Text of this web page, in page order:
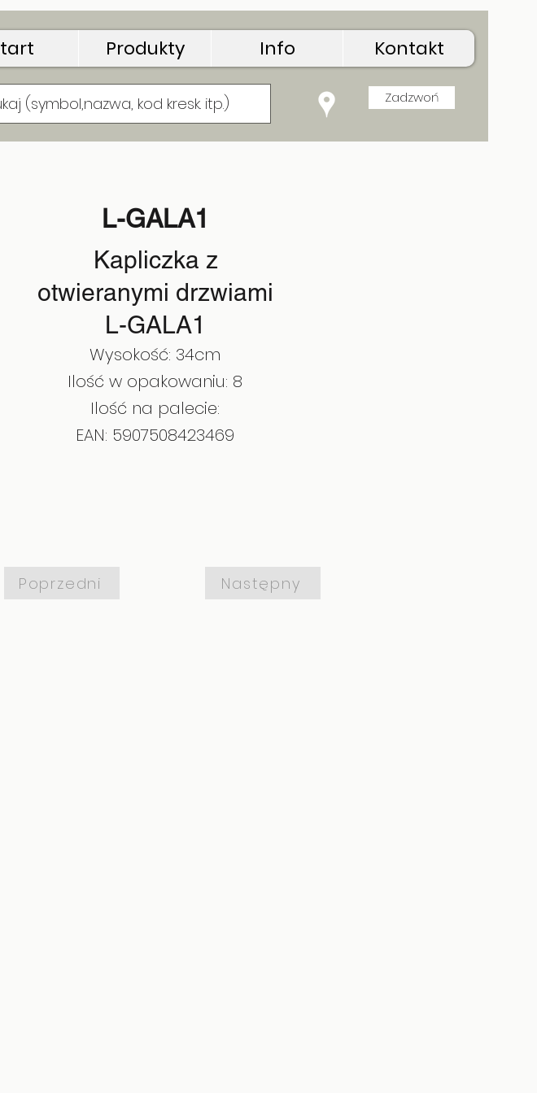
Produkty Info Kontakt
Zadzwoń
L-GALA1
Kapliczka z
otwieranymi drzwiami
L-GALA1
Wysokość: 34cm
Ilość w opakowaniu: 8
Ilość na palecie:
EAN: 5907508423469
Poprzedni Następny